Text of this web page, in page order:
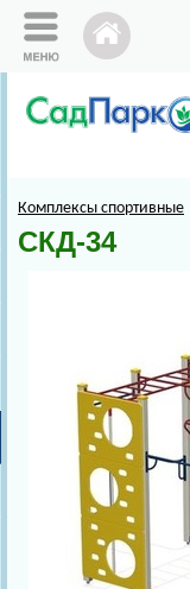
Комплексы спортивные
СКД-34